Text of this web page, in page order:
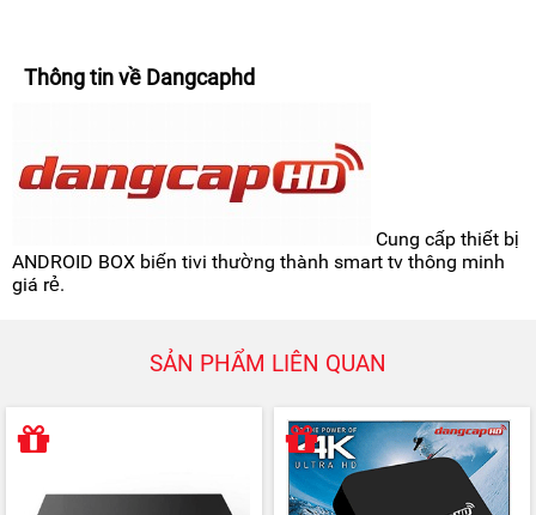
Thông tin về Dangcaphd
Cung cấp thiết bị
ANDROID BOX biến tivi thường thành smart tv thông minh
giá rẻ.
SẢN PHẨM LIÊN QUAN